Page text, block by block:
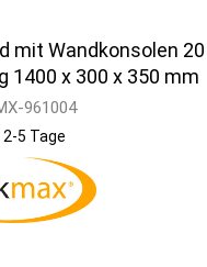
mit Wandkonsolen
1400 x 300 x 350 mm
961004
5 Tage